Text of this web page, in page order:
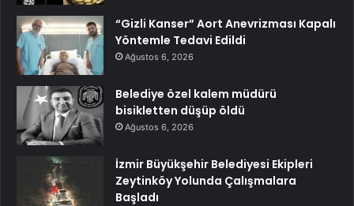
“Gizli Kanser” Aort Anevrizması Kapalı
Yöntemle Tedavi Edildi
Ağustos 6, 2026
Belediye özel kalem müdürü
bisikletten düşüp öldü
Ağustos 6, 2026
İzmir Büyükşehir Belediyesi Ekipleri
Zeytinköy Yolunda Çalışmalara
Başladı